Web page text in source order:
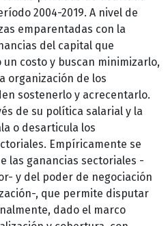
2004-2019. A nivel de
emparentadas con la
del capital que
costo y buscan minimizarlo,
organización de los
sostenerlo y acrecentarlo.
de su política salarial y la
o desarticula los
Empíricamente se
las ganancias sectoriales -
y del poder de negociación
, que permite disputar
dado el marco